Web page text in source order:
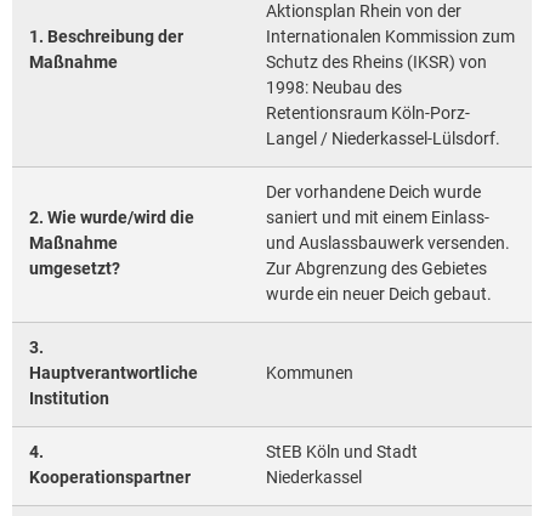
1. Beschreibung der
Maßnahme
Aktionsplan Rhein von der
Internationalen Kommission zum
Schutz des Rheins (IKSR) von
1998: Neubau des
Retentionsraum Köln-Porz-
Langel / Niederkassel-Lülsdorf.
2. Wie wurde/wird die
Maßnahme
umgesetzt?
Der vorhandene Deich wurde
saniert und mit einem Einlass-
und Auslassbauwerk versenden.
Zur Abgrenzung des Gebietes
wurde ein neuer Deich gebaut.
3.
Hauptverantwortliche
Institution
Kommunen
4.
Kooperationspartner
StEB Köln und Stadt
Niederkassel